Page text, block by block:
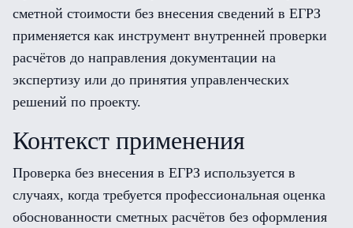
сметной стоимости без внесения сведений в ЕГРЗ
применяется как инструмент внутренней проверки
расчётов до направления документации на
экспертизу или до принятия управленческих
решений по проекту.
Контекст применения
Проверка без внесения в ЕГРЗ используется в
случаях, когда требуется профессиональная оценка
обоснованности сметных расчётов без оформления